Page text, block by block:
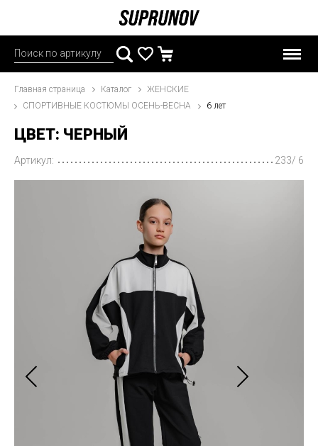
Главная страница Каталог
ЖЕНСКИЕ
СПОРТИВНЫЕ КОСТЮМЫ ОСЕНЬ-ВЕСНА
6 лет
ЦВЕТ: ЧЕРНЫЙ
Артикул: 233/ 6